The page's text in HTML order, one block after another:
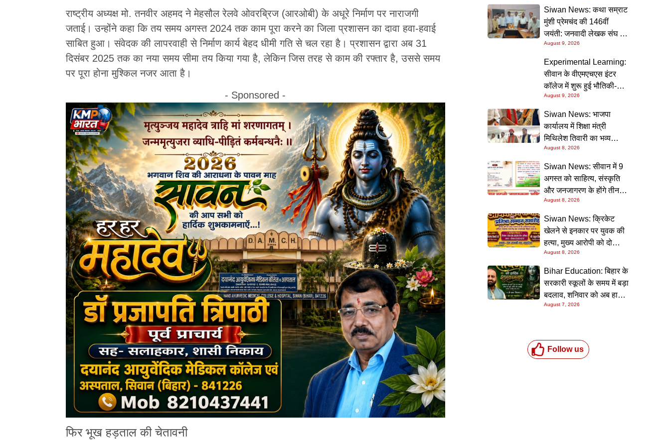
राष्ट्रीय अध्यक्ष मो. तनवीर अहमद ने मेहसौल रेलवे ओवरब्रिज (आरओबी) के अधूरे निर्माण पर नाराजगी
जताई। उन्होंने कहा कि तय समय अगस्त 2024 तक काम पूरा करने का जिला प्रशासन का दावा हवा-हवाई
साबित हुआ। संवेदक की लापरवाही से निर्माण कार्य बेहद धीमी गति से चल रहा है। प्रशासन द्वारा अब 31
दिसंबर 2025 तक का नया समय सीमा तय किया गया है, लेकिन जिस तरह से काम की रफ्तार है, उससे समय
पर पूरा होना मुश्किल नजर आता है।
- Sponsored -
फिर भूख हड़ताल की चेतावनी
Siwan News: कथा सम्राट
मुंशी प्रेमचंद की 146वीं
जयंती: जनवादी लेखक संघ की
संगोष्ठी में वक्ताओं ने कहा-
मौजूदा दौर में प्रेमचंद की
रचनाएं और अधिक प्रासंगिक
August 9, 2026
Experimental Learning:
सीवान के वीएमएचएस इंटर
कॉलेज में शुरू हुई भौतिकी-
रसायन की आधुनिक
प्रयोगशालाएं
August 9, 2026
Siwan News: भाजपा
कार्यालय में शिक्षा मंत्री
मिथिलेश तिवारी का भव्य
स्वागत, बोले- कार्यकर्ता ही
पार्टी की सबसे बड़ी ताकत
August 8, 2026
Siwan News: सीवान में 9
अगस्त को साहित्य, संस्कृति
और जनजागरण के होंगे तीन
बड़े आयोजन
August 8, 2026
Siwan News: क्रिकेट
खेलने से इनकार पर युवक की
हत्या, मुख्य आरोपी को दो
धाराओं में उम्रकैद
August 8, 2026
Bihar Education: बिहार के
सरकारी स्कूलों के समय में बड़ा
बदलाव, शनिवार को अब हाफ
डे रहेगा विद्यालय
August 7, 2026
Follow us